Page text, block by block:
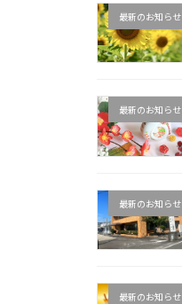
最新のお知らせ
最新のお知らせ
最新のお知らせ
最新のお知らせ